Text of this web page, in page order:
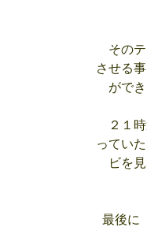
そのテ
させる事
ができ
２１時
ってい
ビを見
最後に